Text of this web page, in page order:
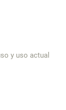
y uso actual